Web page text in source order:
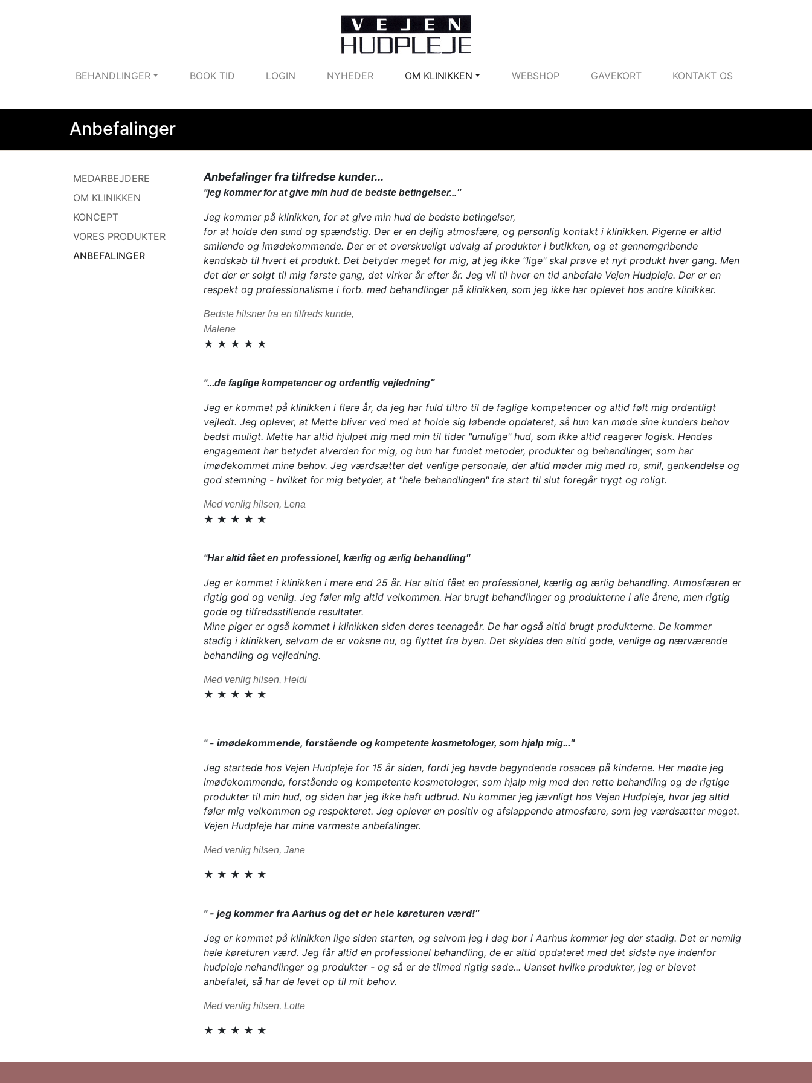
BEHANDLINGER BOOK TID LOGIN NYHEDER OM KLINIKKEN WEBSHOP GAVEKORT KONTAKT OS
Anbefalinger
MEDARBEJDERE
OM KLINIKKEN
KONCEPT
VORES PRODUKTER
ANBEFALINGER
Anbefalinger fra tilfredse kunder...
"jeg kommer for at give min hud de bedste betingelser..."
Jeg kommer på klinikken, for at give min hud de bedste betingelser,
for at holde den sund og spændstig. Der er en dejlig atmosfære, og personlig kontakt i klinikken. Pigerne er altid
smilende og imødekommende. Der er et overskueligt udvalg af produkter i butikken, og et gennemgribende
kendskab til hvert et produkt. Det betyder meget for mig, at jeg ikke “lige" skal prøve et nyt produkt hver gang. Men
det der er solgt til mig første gang, det virker år efter år. Jeg vil til hver en tid anbefale Vejen Hudpleje. Der er en
respekt og professionalisme i forb. med behandlinger på klinikken, som jeg ikke har oplevet hos andre klinikker.
Bedste hilsner fra en tilfreds kunde,
Malene
★ ★ ★ ★ ★
"...de faglige kompetencer og ordentlig vejledning"
Jeg er kommet på klinikken i flere år, da jeg har fuld tiltro til de faglige kompetencer og altid følt mig ordentligt
vejledt. Jeg oplever, at Mette bliver ved med at holde sig løbende opdateret, så hun kan møde sine kunders behov
bedst muligt. Mette har altid hjulpet mig med min til tider "umulige" hud, som ikke altid reagerer logisk. Hendes
engagement har betydet alverden for mig, og hun har fundet metoder, produkter og behandlinger, som har
imødekommet mine behov. Jeg værdsætter det venlige personale, der altid møder mig med ro, smil, genkendelse og
god stemning - hvilket for mig betyder, at "hele behandlingen" fra start til slut foregår trygt og roligt.
Med venlig hilsen, Lena
★ ★ ★ ★ ★
"Har altid fået en professionel, kærlig og ærlig behandling"
Jeg er kommet i klinikken i mere end 25 år. Har altid fået en professionel, kærlig og ærlig behandling. Atmosfæren er
rigtig god og venlig. Jeg føler mig altid velkommen. Har brugt behandlinger og produkterne i alle årene, men rigtig
gode og tilfredsstillende resultater.
Mine piger er også kommet i klinikken siden deres teenageår. De har også altid brugt produkterne. De kommer
stadig i klinikken, selvom de er voksne nu, og flyttet fra byen. Det skyldes den altid gode, venlige og nærværende
behandling og vejledning.
Med venlig hilsen, Heidi
★ ★ ★ ★ ★
" - imødekommende, forstående og kompetente kosmetologer, som hjalp mig..."
Jeg startede hos Vejen Hudpleje for 15 år siden, fordi jeg havde begyndende rosacea på kinderne. Her mødte jeg
imødekommende, forstående og kompetente kosmetologer, som hjalp mig med den rette behandling og de rigtige
produkter til min hud, og siden har jeg ikke haft udbrud. Nu kommer jeg jævnligt hos Vejen Hudpleje, hvor jeg altid
føler mig velkommen og respekteret. Jeg oplever en positiv og afslappende atmosfære, som jeg værdsætter meget.
Vejen Hudpleje har mine varmeste anbefalinger.
Med venlig hilsen, Jane
★ ★ ★ ★ ★
" - jeg kommer fra Aarhus og det er hele køreturen værd!"
Jeg er kommet på klinikken lige siden starten, og selvom jeg i dag bor i Aarhus kommer jeg der stadig. Det er nemlig
hele køreturen værd. Jeg får altid en professionel behandling, de er altid opdateret med det sidste nye indenfor
hudpleje nehandlinger og produkter - og så er de tilmed rigtig søde... Uanset hvilke produkter, jeg er blevet
anbefalet, så har de levet op til mit behov.
Med venlig hilsen, Lotte
★ ★ ★ ★ ★